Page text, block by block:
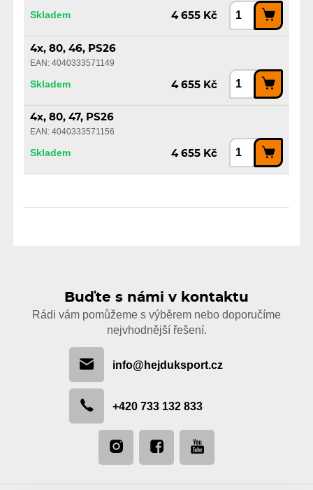
Skladem 4 655 Kč
4x, 80, 46, PS26
EAN: 4040333571149
Skladem 4 655 Kč
4x, 80, 47, PS26
EAN: 4040333571156
Skladem 4 655 Kč
Buďte s námi v kontaktu
Rádi vám pomůžeme s výběrem nebo doporučíme
nejvhodnější řešení.
info@hejduksport.cz
+420 733 132 833